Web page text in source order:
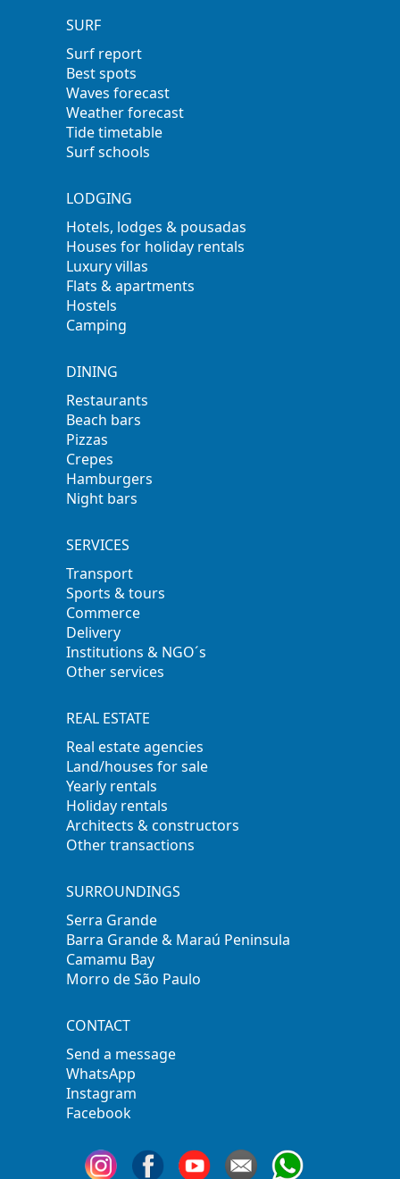
SURF
Surf report
Best spots
Waves forecast
Weather forecast
Tide timetable
Surf schools
LODGING
Hotels, lodges & pousadas
Houses for holiday rentals
Luxury villas
Flats & apartments
Hostels
Camping
DINING
Restaurants
Beach bars
Pizzas
Crepes
Hamburgers
Night bars
SERVICES
Transport
Sports & tours
Commerce
Delivery
Institutions & NGO´s
Other services
REAL ESTATE
Real estate agencies
Land/houses for sale
Yearly rentals
Holiday rentals
Architects & constructors
Other transactions
SURROUNDINGS
Serra Grande
Barra Grande & Maraú Peninsula
Camamu Bay
Morro de São Paulo
CONTACT
Send a message
WhatsApp
Instagram
Facebook